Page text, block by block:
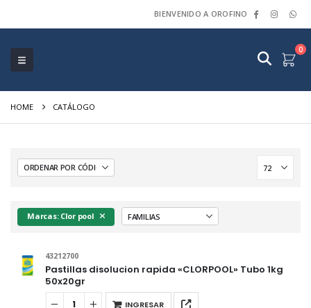
BIENVENIDO A OROFINO
0
HOME CATÁLOGO
Marcas: Clor pool
43212700
Pastillas disolucion rapida «CLORPOOL» Tubo 1kg
50x20gr
INGRESAR